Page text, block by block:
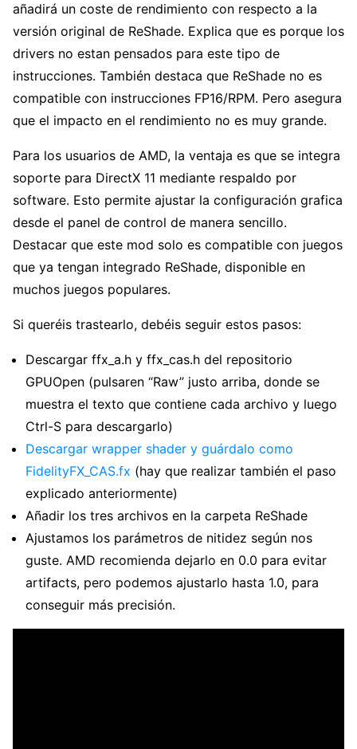
añadirá un coste de rendimiento con respecto a la
versión original de ReShade. Explica que es porque los
drivers no estan pensados para este tipo de
instrucciones. También destaca que ReShade no es
compatible con instrucciones FP16/RPM. Pero asegura
que el impacto en el rendimiento no es muy grande.
Para los usuarios de AMD, la ventaja es que se integra
soporte para DirectX 11 mediante respaldo por
software. Esto permite ajustar la configuración grafica
desde el panel de control de manera sencillo.
Destacar que este mod solo es compatible con juegos
que ya tengan integrado ReShade, disponible en
muchos juegos populares.
Si queréis trastearlo, debéis seguir estos pasos:
Descargar ffx_a.h y ffx_cas.h del repositorio
GPUOpen (pulsaren “Raw” justo arriba, donde se
muestra el texto que contiene cada archivo y luego
Ctrl-S para descargarlo)
Descargar wrapper shader y guárdalo como
FidelityFX_CAS.fx (hay que realizar también el paso
explicado anteriormente)
Añadir los tres archivos en la carpeta ReShade
Ajustamos los parámetros de nitidez según nos
guste. AMD recomienda dejarlo en 0.0 para evitar
artifacts, pero podemos ajustarlo hasta 1.0, para
conseguir más precisión.